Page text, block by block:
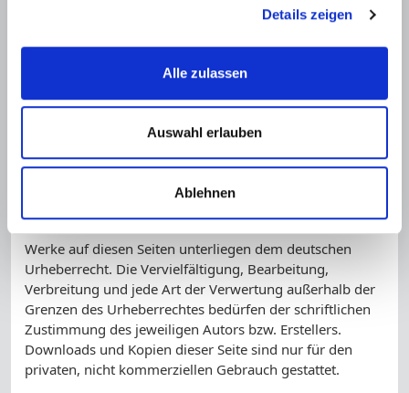
Details zeigen
Alle zulassen
Auswahl erlauben
Ablehnen
Rechtsverstöße überprüft. Rechtswidrige Inhalte waren
Eine permanente inhaltliche Kontrolle der verlinkten
Seiten ist jedoch ohne konkrete Anhaltspunkte einer
Rechtsverletzung nicht zumutbar. Bei Bekanntwerden
von Rechtsverletzungen werden wir derartige Links
umgehend entfernen.
Die durch die Seitenbetreiber erstellten Inhalte und
Werke auf diesen Seiten unterliegen dem deutschen
Urheberrecht. Die Vervielfältigung, Bearbeitung,
Verbreitung und jede Art der Verwertung außerhalb der
Grenzen des Urheberrechtes bedürfen der schriftlichen
Zustimmung des jeweiligen Autors bzw. Erstellers.
Downloads und Kopien dieser Seite sind nur für den
privaten, nicht kommerziellen Gebrauch gestattet.